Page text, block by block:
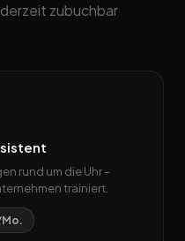
zubuchbar
rund um die Uhr –
trainiert.